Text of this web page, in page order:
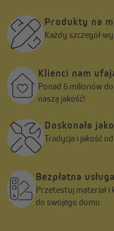
Produkty na
Każdy szczegół
Klienci nam
Ponad 5 milionów
naszą jakość!
Doskonała
Tradycja i jakość
Bezpłatna
Przetestuj materiał i
do swojego domu.